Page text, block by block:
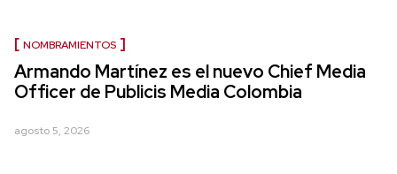
NOMBRAMIENTOS
Armando Martínez es el nuevo Chief Media
Officer de Publicis Media Colombia
agosto 5, 2026